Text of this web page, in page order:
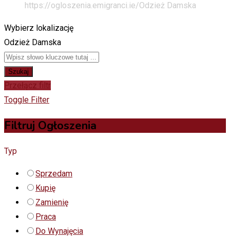
https://ogloszenia.emigranci.ie/Odzież Damska
Wybierz lokalizację
Odzież Damska
Szukaj
Przełącz filtr
Toggle Filter
Filtruj Ogłoszenia
Typ
Sprzedam
Kupię
Zamienię
Praca
Do Wynajęcia